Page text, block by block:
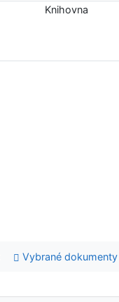
Knihovna
Vybrané dokumenty